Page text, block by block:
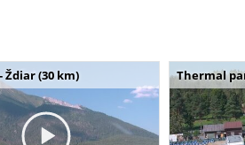
Ždiar (30 km) Thermal